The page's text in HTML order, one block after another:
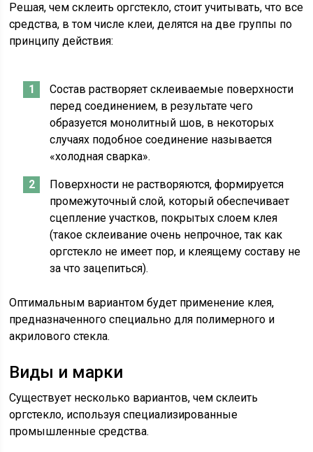
Решая, чем склеить оргстекло, стоит учитывать, что все
средства, в том числе клеи, делятся на две группы по
принципу действия:
Состав растворяет склеиваемые поверхности
перед соединением, в результате чего
образуется монолитный шов, в некоторых
случаях подобное соединение называется
«холодная сварка».
Поверхности не растворяются, формируется
промежуточный слой, который обеспечивает
сцепление участков, покрытых слоем клея
(такое склеивание очень непрочное, так как
оргстекло не имеет пор, и клеящему составу не
за что зацепиться).
Оптимальным вариантом будет применение клея,
предназначенного специально для полимерного и
акрилового стекла.
Виды и марки
Существует несколько вариантов, чем склеить
оргстекло, используя специализированные
промышленные средства.